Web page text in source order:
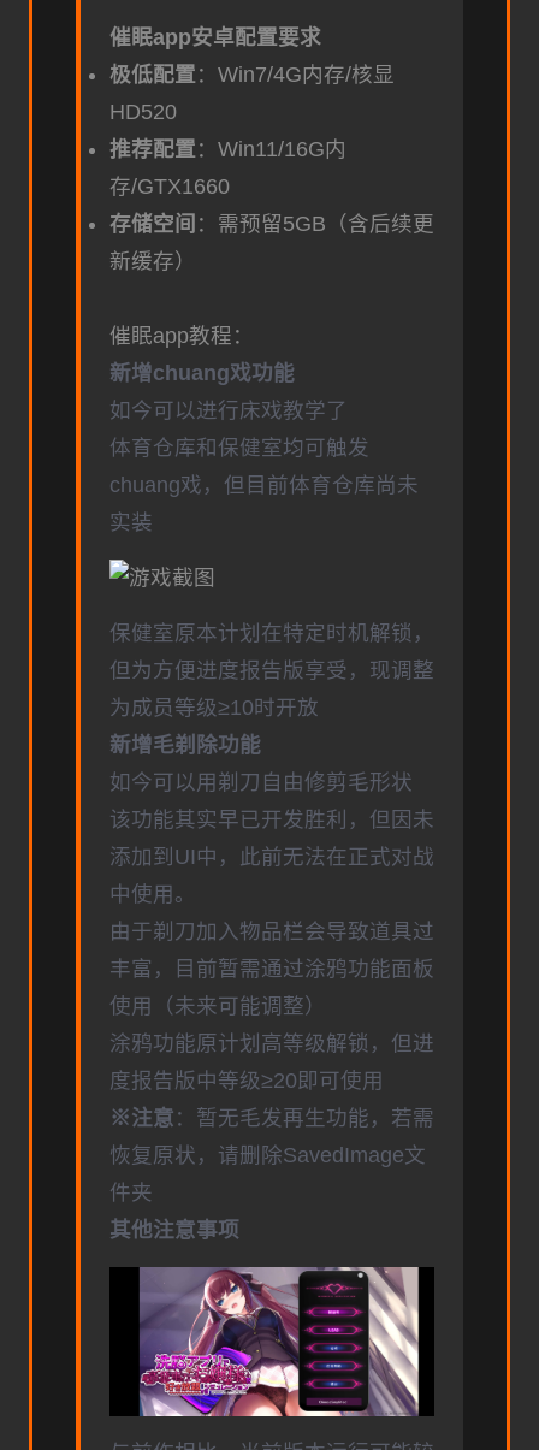
催眠app安卓配置要求
​极低配置​ ​：Win7/4G内存/核显
HD520
​推荐配置​ ​：Win11/16G内
存/GTX1660
​存储空间​ ​：需预留5GB（含后续更
新缓存）
催眠app教程：
新增chuang戏功能
如今可以进行床戏教学了
体育仓库和保健室均可触发
chuang戏，但目前体育仓库尚未
实装
保健室原本计划在特定时机解锁，
但为方便进度报告版享受，现调整
为成员等级≥10时开放
新增毛剃除功能
如今可以用剃刀自由修剪毛形状
该功能其实早已开发胜利，但因未
添加到UI中，此前无法在正式对战
中使用。
由于剃刀加入物品栏会导致道具过
丰富，目前暂需通过涂鸦功能面板
使用（未来可能调整）
涂鸦功能原计划高等级解锁，但进
度报告版中等级≥20即可使用
※注意 ：暂无毛发再生功能，若需
恢复原状，请删除SavedImage文
件夹
其他注意事项